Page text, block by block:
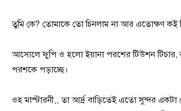
তুমি কে? তোমাকে তো চিনলাম না আর এতোক্ষণ কই
আসোলে ফুপি ও হলো ইয়ানা পরশের টিউশন
পরশকে পড়াচ্ছে।
ওহ মাস্টারনী,, তা আর্দ্র বাড়িতেই এতো সুন্দর